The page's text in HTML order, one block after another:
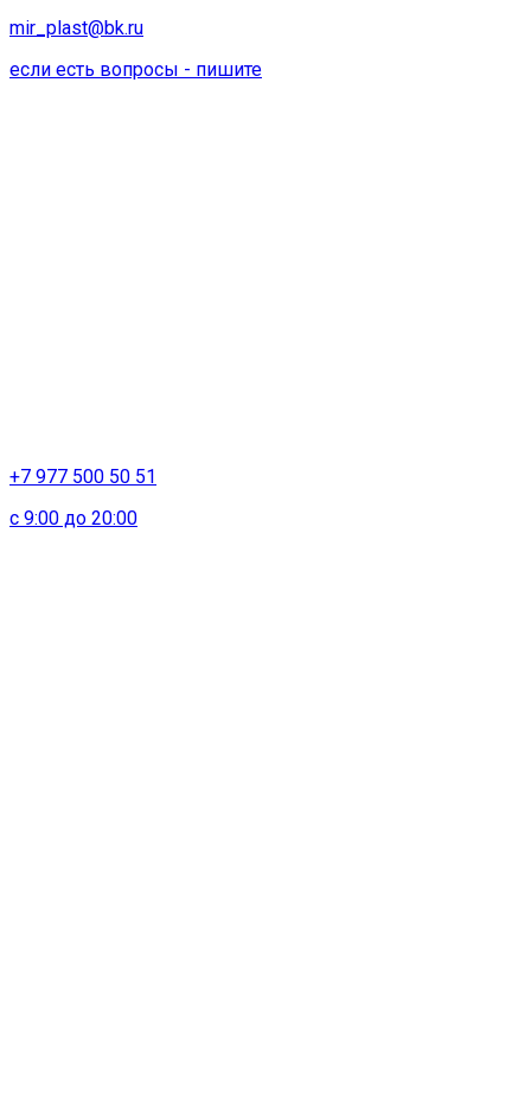
mir_plast@bk.ru
если есть вопросы - пишите
+7 977 500 50 51
с 9:00 до 20:00